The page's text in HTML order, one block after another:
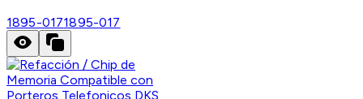
1895-0171895-017